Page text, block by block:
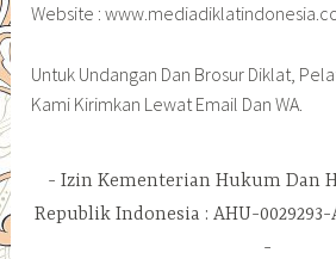
Website :
Untuk Undangan Dan Brosur Diklat,
Kami Kirimkan Lewat Email Dan WA.
Izin Kementerian Hukum Dan
Republik Indonesia : AHU-0029293-